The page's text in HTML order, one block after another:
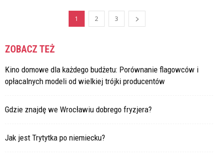
1 2 3
ZOBACZ TEŻ
Kino domowe dla każdego budżetu: Porównanie flagowców i
opłacalnych modeli od wielkiej trójki producentów
Gdzie znajdę we Wrocławiu dobrego fryzjera?
Jak jest Trytytka po niemiecku?